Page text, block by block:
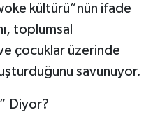
kültürü”nün ifade
toplumsal
ve çocuklar üzerinde
savunuyor.
Diyor?